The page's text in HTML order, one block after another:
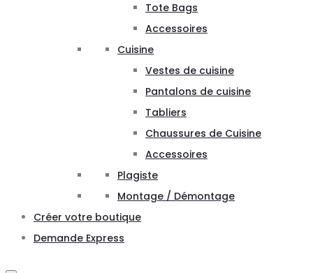
Tote Bags
Accessoires
Cuisine
Vestes de cuisine
Pantalons de cuisine
Tabliers
Chaussures de Cuisine
Accessoires
Plagiste
Montage / Démontage
Créer votre boutique
Demande Express